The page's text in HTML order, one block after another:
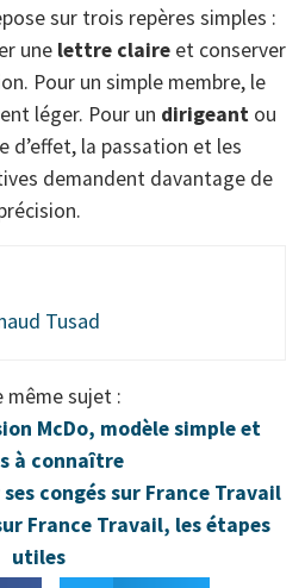
sur trois repères simples :
une lettre claire et conserver
Pour un simple membre, le
léger. Pour un dirigeant ou
d’effet, la passation et les
demandent davantage de
Tusad
même sujet :
McDo, modèle simple et
à connaître
congés sur France Travail
France Travail, les étapes
utiles